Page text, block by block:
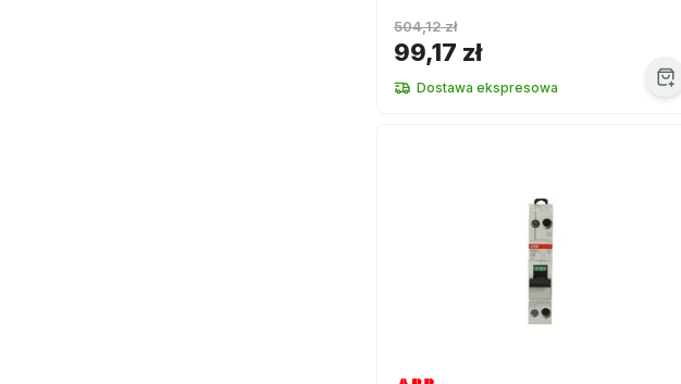
99,17 zł
504,12 zł
Dostawa ekspresowa